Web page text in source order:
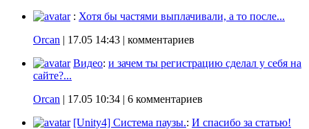
: Хотя бы частями выплачивали, а то после...
Orcan | 17.05 14:43 | комментариев
Видео: и зачем ты регистрацию сделал у себя на
сайте?...
Orcan | 17.05 10:34 | 6 комментариев
[Unity4] Система паузы.: И спасибо за статью!